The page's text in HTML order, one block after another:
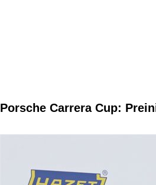
Porsche Carrera Cup: